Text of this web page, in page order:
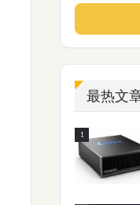
最热文
1